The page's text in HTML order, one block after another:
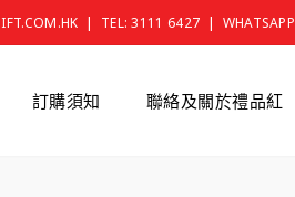
| TEL: 3111 6427 | WHATSAPP
訂購須知 聯絡及關於禮品紅